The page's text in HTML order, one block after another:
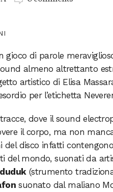
gioco di parole
almeno altrettanto
artistico di Elisa
per l’etichetta
tracce, dove il sound
il corpo, ma non
del disco infatti
del mondo, suonati da
duduk (strumento
suonato dal maliano